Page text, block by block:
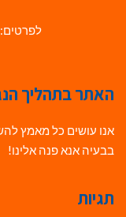
לפרטים: Avihai.ZoomAt@gmail.com
האתר בתהליך
אנו עושים כל מאמץ
בבעיה אנא פנה אלינו!
תגיות